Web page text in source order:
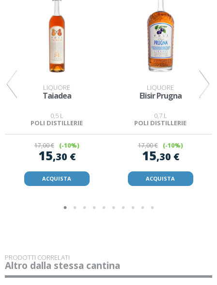
LIQUORE
Taiadea
0,5 L
POLI DISTILLERIE
17,00 € (-10%)
15,30 €
ACQUISTA
LIQUORE
Elisir Prugna
0,7 L
POLI DISTILLERIE
17,00 € (-10%)
15,30 €
ACQUISTA
PRODOTTI CORRELATI
Altro dalla stessa cantina